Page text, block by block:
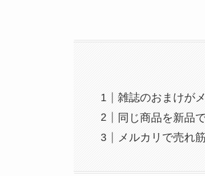
雑誌のおまけが
同じ商品を新品
メルカリで売れ